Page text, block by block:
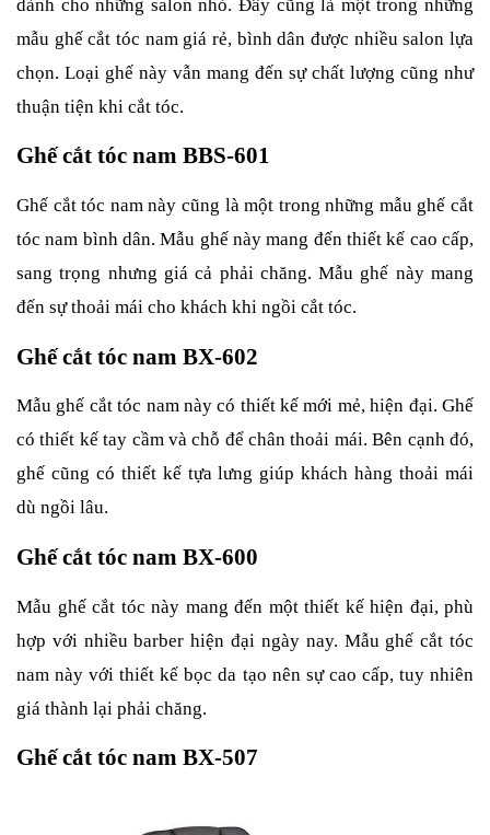
dành cho những salon nhỏ. Đây cũng là một trong những
mẫu ghế cắt tóc nam giá rẻ, bình dân được nhiều salon lựa
chọn. Loại ghế này vẫn mang đến sự chất lượng cũng như
thuận tiện khi cắt tóc.
Ghế cắt tóc nam BBS-601
Ghế cắt tóc nam này cũng là một trong những mẫu ghế cắt
tóc nam bình dân. Mẫu ghế này mang đến thiết kế cao cấp,
sang trọng nhưng giá cả phải chăng. Mẫu ghế này mang
đến sự thoải mái cho khách khi ngồi cắt tóc.
Ghế cắt tóc nam BX-602
Mẫu ghế cắt tóc nam này có thiết kế mới mẻ, hiện đại. Ghế
có thiết kế tay cầm và chỗ để chân thoải mái. Bên cạnh đó,
ghế cũng có thiết kế tựa lưng giúp khách hàng thoải mái
dù ngồi lâu.
Ghế cắt tóc nam BX-600
Mẫu ghế cắt tóc này mang đến một thiết kế hiện đại, phù
hợp với nhiều barber hiện đại ngày nay. Mẫu ghế cắt tóc
nam này với thiết kế bọc da tạo nên sự cao cấp, tuy nhiên
giá thành lại phải chăng.
Ghế cắt tóc nam BX-507